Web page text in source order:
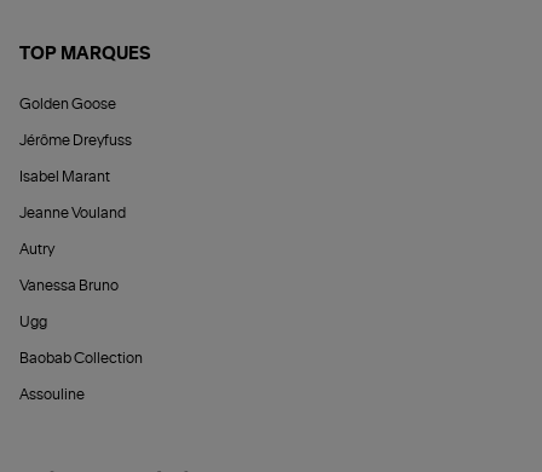
TOP MARQUES
Golden Goose
Jérôme Dreyfuss
Isabel Marant
Jeanne Vouland
Autry
Vanessa Bruno
Ugg
Baobab Collection
Assouline